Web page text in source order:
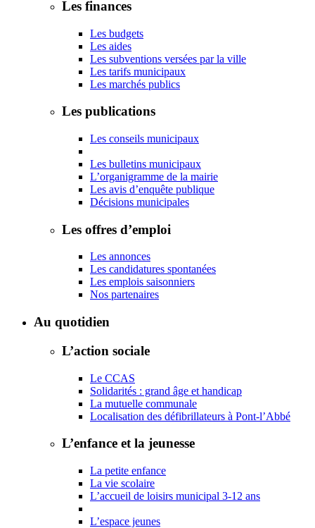
Les finances
Les budgets
Les aides
Les subventions versées par la ville
Les tarifs municipaux
Les marchés publics
Les publications
Les conseils municipaux
Les bulletins municipaux
L’organigramme de la mairie
Les avis d’enquête publique
Décisions municipales
Les offres d’emploi
Les annonces
Les candidatures spontanées
Les emplois saisonniers
Nos partenaires
Au quotidien
L’action sociale
Le CCAS
Solidarités : grand âge et handicap
La mutuelle communale
Localisation des défibrillateurs à Pont-l’Abbé
L’enfance et la jeunesse
La petite enfance
La vie scolaire
L’accueil de loisirs municipal 3-12 ans
L’espace jeunes